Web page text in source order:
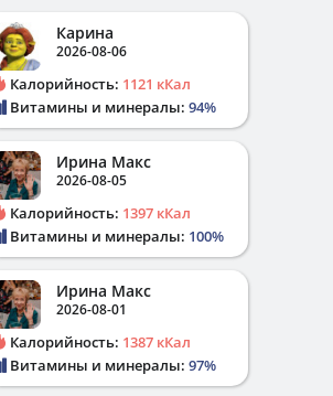
Карина
2026-08-06
Калорийность: 1121 кКал
Витамины и минералы: 94%
Ирина Макс
2026-08-05
Калорийность: 1397 кКал
Витамины и минералы: 100%
Ирина Макс
2026-08-01
Калорийность: 1387 кКал
Витамины и минералы: 97%